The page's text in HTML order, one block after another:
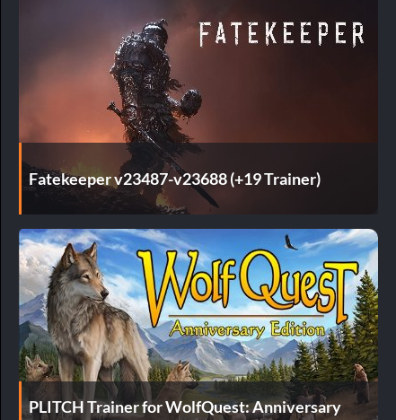
Fatekeeper v23487-v23688 (+19 Trainer)
PLITCH Trainer for WolfQuest: Anniversary